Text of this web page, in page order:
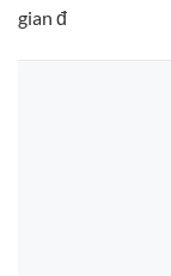
gian đ